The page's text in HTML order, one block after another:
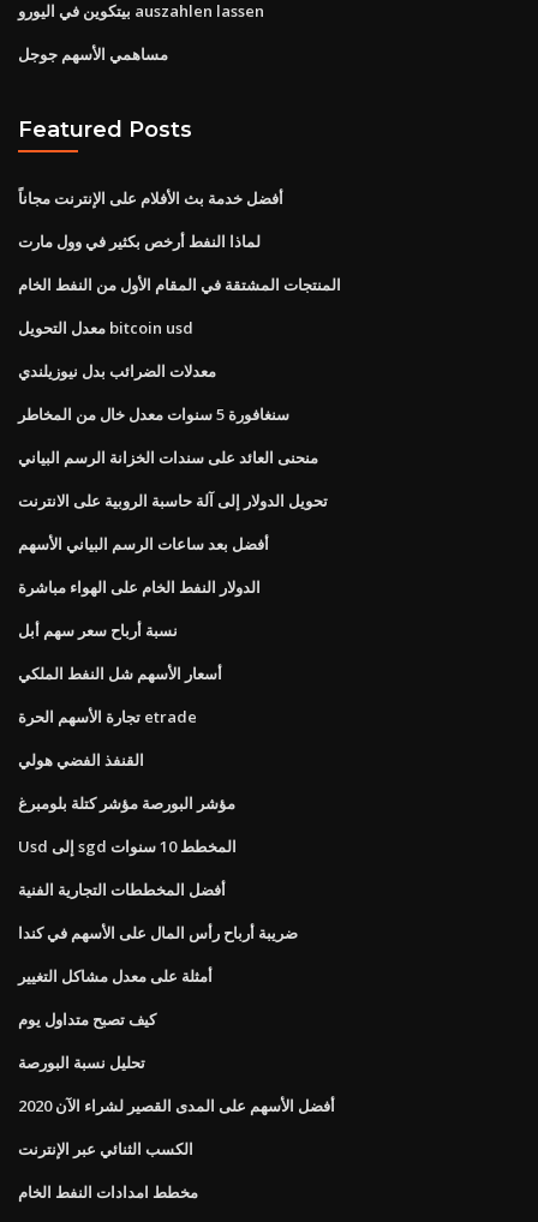
بيتكوين في اليورو auszahlen lassen
مساهمي الأسهم جوجل
Featured Posts
أفضل خدمة بث الأفلام على الإنترنت مجاناً
لماذا النفط أرخص بكثير في وول مارت
المنتجات المشتقة في المقام الأول من النفط الخام
معدل التحويل bitcoin usd
معدلات الضرائب بدل نيوزيلندي
سنغافورة 5 سنوات معدل خال من المخاطر
منحنى العائد على سندات الخزانة الرسم البياني
تحويل الدولار إلى آلة حاسبة الروبية على الانترنت
أفضل بعد ساعات الرسم البياني الأسهم
الدولار النفط الخام على الهواء مباشرة
نسبة أرباح سعر سهم أبل
أسعار الأسهم شل النفط الملكي
تجارة الأسهم الحرة etrade
القنفذ الفضي هولي
مؤشر البورصة مؤشر كتلة بلومبرغ
Usd إلى sgd المخطط 10 سنوات
أفضل المخططات التجارية الفنية
ضريبة أرباح رأس المال على الأسهم في كندا
أمثلة على معدل مشاكل التغيير
كيف تصبح متداول يوم
تحليل نسبة البورصة
أفضل الأسهم على المدى القصير لشراء الآن 2020
الكسب الثنائي عبر الإنترنت
مخطط امدادات النفط الخام